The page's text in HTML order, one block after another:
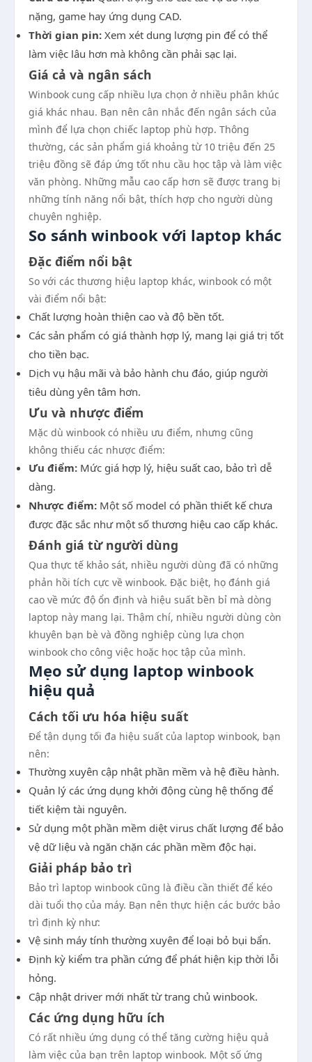
nặng, game hay ứng dụng CAD.
Thời gian pin: Xem xét dung lượng pin để có thể
làm việc lâu hơn mà không cần phải sạc lại.
Giá cả và ngân sách
Winbook cung cấp nhiều lựa chọn ở nhiều phân khúc
giá khác nhau. Bạn nên cân nhắc đến ngân sách của
mình để lựa chọn chiếc laptop phù hợp. Thông
thường, các sản phẩm giá khoảng từ 10 triệu đến 25
triệu đồng sẽ đáp ứng tốt nhu cầu học tập và làm việc
văn phòng. Những mẫu cao cấp hơn sẽ được trang bị
những tính năng nổi bật, thích hợp cho người dùng
chuyên nghiệp.
So sánh winbook với laptop khác
Đặc điểm nổi bật
So với các thương hiệu laptop khác, winbook có một
vài điểm nổi bật:
Chất lượng hoàn thiện cao và độ bền tốt.
Các sản phẩm có giá thành hợp lý, mang lại giá trị tốt
cho tiền bạc.
Dịch vụ hậu mãi và bảo hành chu đáo, giúp người
tiêu dùng yên tâm hơn.
Ưu và nhược điểm
Mặc dù winbook có nhiều ưu điểm, nhưng cũng
không thiếu các nhược điểm:
Ưu điểm: Mức giá hợp lý, hiệu suất cao, bảo trì dễ
dàng.
Nhược điểm: Một số model có phần thiết kế chưa
được đặc sắc như một số thương hiệu cao cấp khác.
Đánh giá từ người dùng
Qua thực tế khảo sát, nhiều người dùng đã có những
phản hồi tích cực về winbook. Đặc biệt, họ đánh giá
cao về mức độ ổn định và hiệu suất bền bỉ mà dòng
laptop này mang lại. Thậm chí, nhiều người dùng còn
khuyên bạn bè và đồng nghiệp cùng lựa chọn
winbook cho công việc hoặc học tập của mình.
Mẹo sử dụng laptop winbook
hiệu quả
Cách tối ưu hóa hiệu suất
Để tận dụng tối đa hiệu suất của laptop winbook, bạn
nên:
Thường xuyên cập nhật phần mềm và hệ điều hành.
Quản lý các ứng dụng khởi động cùng hệ thống để
tiết kiệm tài nguyên.
Sử dụng một phần mềm diệt virus chất lượng để bảo
vệ dữ liệu và ngăn chặn các phần mềm độc hại.
Giải pháp bảo trì
Bảo trì laptop winbook cũng là điều cần thiết để kéo
dài tuổi thọ của máy. Bạn nên thực hiện các bước bảo
trì định kỳ như:
Vệ sinh máy tính thường xuyên để loại bỏ bụi bẩn.
Định kỳ kiểm tra phần cứng để phát hiện kịp thời lỗi
hỏng.
Cập nhật driver mới nhất từ trang chủ winbook.
Các ứng dụng hữu ích
Có rất nhiều ứng dụng có thể tăng cường hiệu quả
làm việc của bạn trên laptop winbook. Một số ứng